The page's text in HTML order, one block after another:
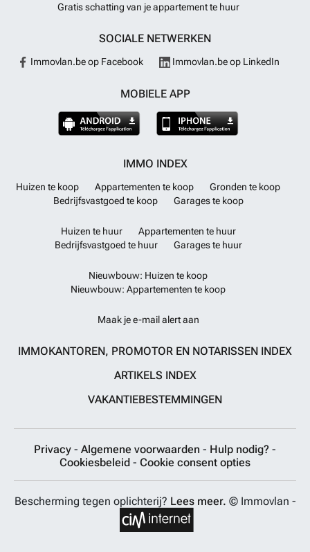
Gratis schatting van je appartement te huur
SOCIALE NETWERKEN
Immovlan.be op Facebook Immovlan.be op LinkedIn
MOBIELE APP
IMMO INDEX
Huizen te koop Appartementen te koop
Gronden te koop
Bedrijfsvastgoed te koop
Garages te koop
Huizen te huur
Appartementen te huur
Bedrijfsvastgoed te huur
Garages te huur
Nieuwbouw: Huizen te koop
Nieuwbouw: Appartementen te koop
Maak je e-mail alert aan
IMMOKANTOREN, PROMOTOR EN NOTARISSEN INDEX
ARTIKELS INDEX
VAKANTIEBESTEMMINGEN
Privacy - Algemene voorwaarden - Hulp nodig? -
Cookiesbeleid - Cookie consent opties
Bescherming tegen oplichterij? Lees meer. © Immovlan -